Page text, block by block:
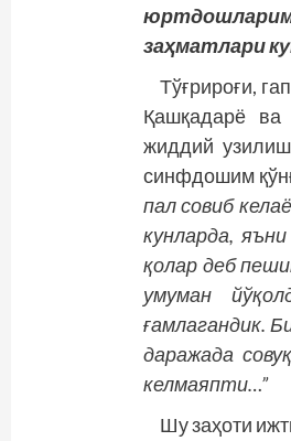
заҳматлари
Тўғрироғи,
Қашқадарё ва
жиддий
синфдошим
пал совиб
кунларда,
қолар деб
умуман
ғамлагандик.
даражада
келмаяпти…”
Шу заҳоти